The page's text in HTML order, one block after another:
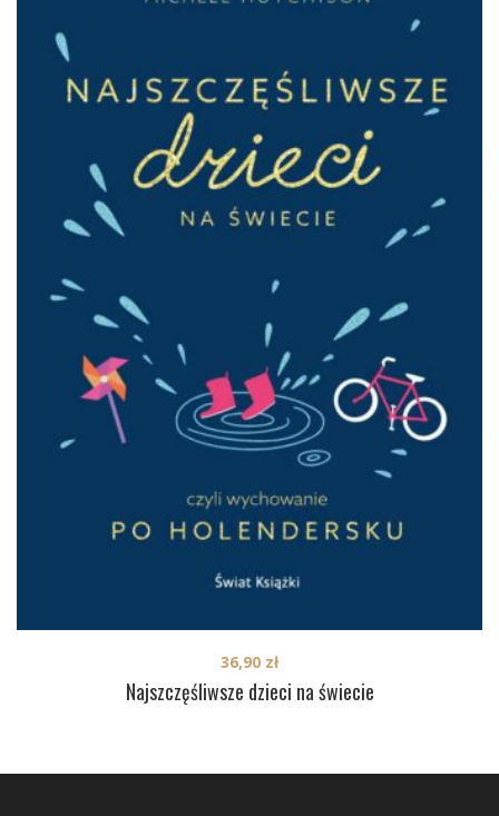
Najszczęśliwsze dzieci na świecie
36,90 zł